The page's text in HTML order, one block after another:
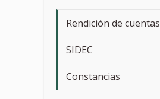
Rendición de cuentas
SIDEC
Constancias